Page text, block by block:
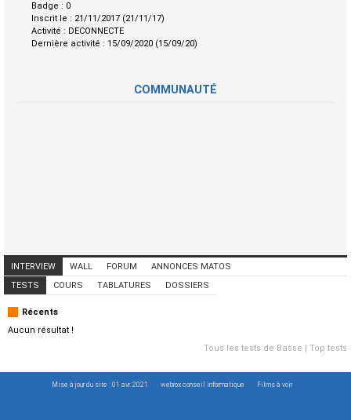
Badge : 0
Inscrit le : 21/11/2017 (21/11/17)
Activité : DECONNECTE
Dernière activité : 15/09/2020 (15/09/20)
COMMUNAUTÉ
INTERVIEW WALL FORUM
ANNONCES MATOS
ANNONCES MUSICIENS
CONCERTS
TESTS COURS TABLATURES DOSSIERS
Récents
Aucun résultat !
Tous les tests de Basse
Top tests
Mise à jour du site : 01 avr. 2021 webrox conseil informatique Films à voir